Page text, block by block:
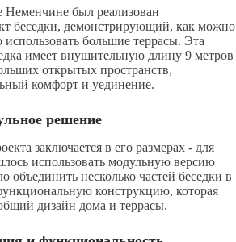
был реализован
беседки, демонстрирующий, как можно
большие террасы. Эта
имеет внушительную длину 9 метров
открытых пространств,
комфорт и уединение.
решение
заключается в его размерах - для
использовать модульную версию
объединить несколько частей беседки в
конструкцию, которая
дизайн дома и террасы.